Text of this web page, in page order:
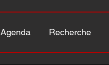
Agenda Recherche